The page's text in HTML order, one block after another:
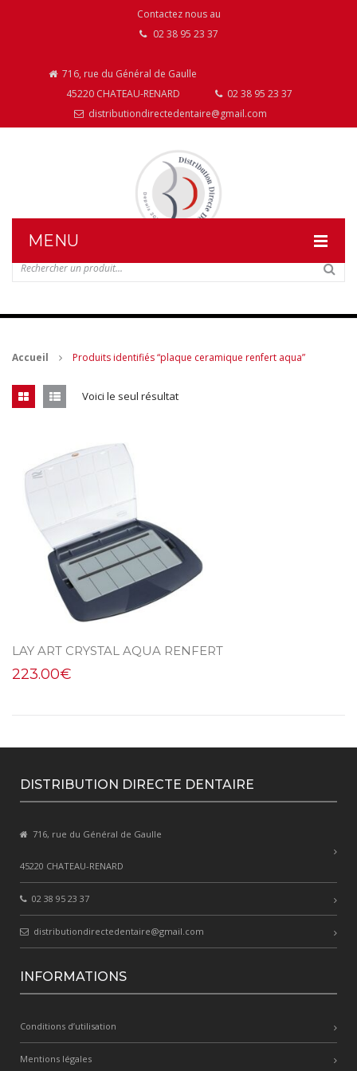
Contactez nous au
02 38 95 23 37
716, rue du Général de Gaulle
45220 CHATEAU-RENARD
02 38 95 23 37
distributiondirectedentaire@gmail.com
MENU
NOS PRODUITS
MES ACHATS
Mon compte
Accueil Produits identifiés “plaque ceramique renfert aqua”
Voici le seul résultat
LAY ART CRYSTAL AQUA RENFERT
223.00€
DISTRIBUTION DIRECTE DENTAIRE
716, rue du Général de Gaulle
45220 CHATEAU-RENARD
02 38 95 23 37
distributiondirectedentaire@gmail.com
INFORMATIONS
Conditions d’utilisation
Mentions légales